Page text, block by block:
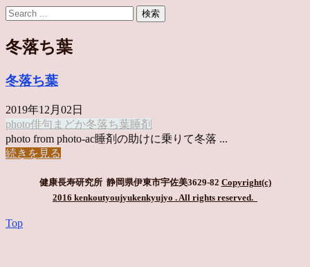
冬落ち葉
冬落ち葉
2019年12月02日
photo俳句 まどか冬落ち葉睡剤
photo from photo-ac睡剤の助けに乗りて冬落 ...
続きを見る
健康長寿研究所 静岡県伊東市宇佐美3629-82 Copyright(c)
2016 kenkoutyoujyukenkyujyo . All rights reserved.
Top